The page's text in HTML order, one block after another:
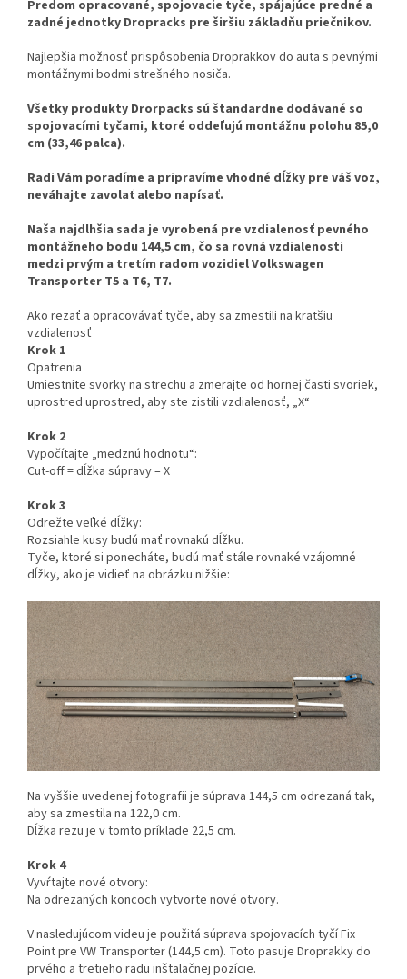
Predom opracované, spojovacie tyče, spájajúce predné a
zadné jednotky Dropracks pre širšiu základňu priečnikov.
Najlepšia možnosť prispôsobenia Droprakkov do auta s pevnými
montážnymi bodmi strešného nosiča.
Všetky produkty Drorpacks sú štandardne dodávané so
spojovacími tyčami, ktoré oddeľujú montážnu polohu 85,0
cm (33,46 palca).
Radi Vám poradíme a pripravíme vhodné dĺžky pre váš voz,
neváhajte zavolať alebo napísať.
Naša najdlhšia sada je vyrobená pre vzdialenosť pevného
montážneho bodu 144,5 cm, čo sa rovná vzdialenosti
medzi prvým a tretím radom vozidiel Volkswagen
Transporter T5 a T6, T7.
Ako rezať a opracovávať tyče, aby sa zmestili na kratšiu
vzdialenosť
Krok 1
Opatrenia
Umiestnite svorky na strechu a zmerajte od hornej časti svoriek,
uprostred uprostred, aby ste zistili vzdialenosť, „X“
Krok 2
Vypočítajte „medznú hodnotu“:
Cut-off = dĺžka súpravy – X
Krok 3
Odrežte veľké dĺžky:
Rozsiahle kusy budú mať rovnakú dĺžku.
Tyče, ktoré si ponecháte, budú mať stále rovnaké vzájomné
dĺžky, ako je vidieť na obrázku nižšie:
Na vyššie uvedenej fotografii je súprava 144,5 cm odrezaná tak,
aby sa zmestila na 122,0 cm.
Dĺžka rezu je v tomto príklade 22,5 cm.
Krok 4
Vyvŕtajte nové otvory:
Na odrezaných koncoch vytvorte nové otvory.
V nasledujúcom videu je použitá súprava spojovacích tyčí Fix
Point pre VW Transporter (144,5 cm). Toto pasuje Droprakky do
prvého a tretieho radu inštalačnej pozície.